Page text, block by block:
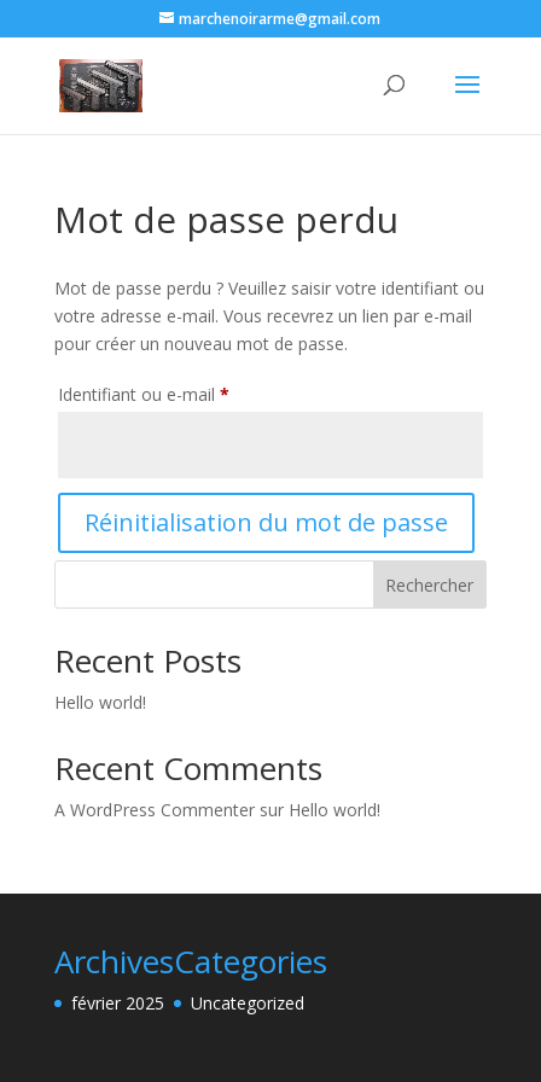
marchenoirarme@gmail.com
Mot de passe perdu
Mot de passe perdu ? Veuillez saisir votre identifiant ou
votre adresse e-mail. Vous recevrez un lien par e-mail
pour créer un nouveau mot de passe.
Identifiant ou e-mail *Obligatoire
Réinitialisation du mot de passe
Rechercher
Recent Posts
Hello world!
Recent Comments
A WordPress Commentersur Hello world!
Archives
février 2025
Categories
Uncategorized